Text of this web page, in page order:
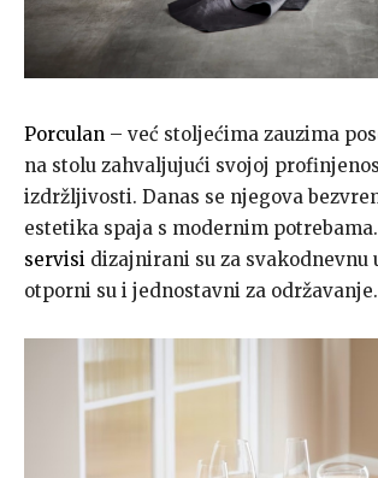
Porculan – već stoljećima zauzima
na stolu zahvaljujući svojoj
izdržljivosti. Danas se njegova
estetika spaja s modernim potrebama.
servisi dizajnirani su za svakodnevnu
otporni su i jednostavni za održavanje.